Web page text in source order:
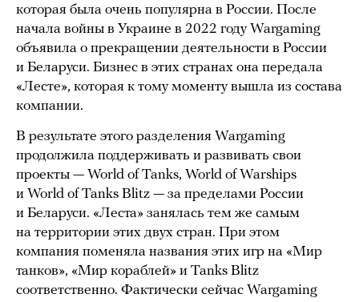
которая была очень популярна в России. После
начала войны в Украине в 2022 году Wargaming
объявила о прекращении деятельности в России
и Беларуси. Бизнес в этих странах она передала
«Лесте», которая к тому моменту вышла из состава
компании.
В результате этого разделения Wargaming
продолжила поддерживать и развивать свои
проекты — World of Tanks, World of Warships
и World of Tanks Blitz — за пределами России
и Беларуси. «Леста» занялась тем же самым
на территории этих двух стран. При этом
компания поменяла названия этих игр на «Мир
танков», «Мир кораблей» и Tanks Blitz
соответственно. Фактически сейчас Wargaming